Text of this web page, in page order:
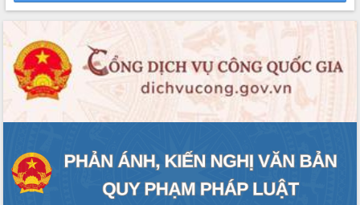
VĂN BẢN HĐND TỈNH
ĐIỂM TIN VĂN BẢN